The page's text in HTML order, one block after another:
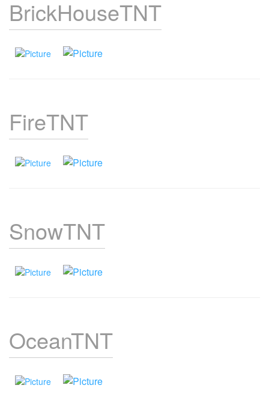
BrickHouseTNT
FireTNT
SnowTNT
OceanTNT